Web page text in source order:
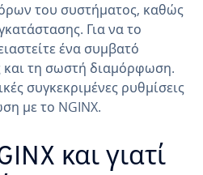
του συστήματος, καθώς
Για να το
ένα συμβατό
τη σωστή διαμόρφωση.
συγκεκριμένες ρυθμίσεις
με το NGINX.
και γιατί